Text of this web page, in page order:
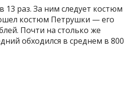
раз. За ним следует костюм
костюм Петрушки — его
Почти на столько же
обходился в среднем в 800